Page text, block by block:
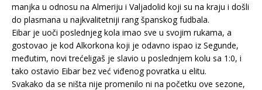
manjka u odnosu na Almeriju i Valjadolid koji su na kraju i došli
do plasmana u najkvalitetniji rang španskog fudbala.
Eibar je uoči poslednjeg kola imao sve u svojim rukama, a
gostovao je kod Alkorkona koji je odavno ispao iz Segunde,
međutim, novi trećeligaš je slavio u poslednjem kolu sa 1:0, i
tako ostavio Eibar bez već viđenog povratka u elitu.
Svakako da se ništa nije promenilo ni na početku ove sezone,